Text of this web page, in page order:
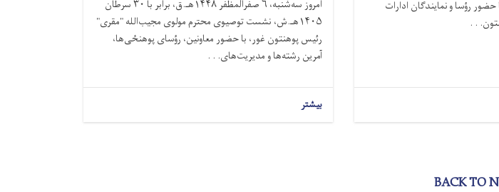
رؤسا و نمایندگان ادارات
. .
امروز سه‌شنبه، ۶ صفرالمظفر ۱۴۴۸هـ.ق، برابر با ۳۰ سرطان
۱۴۰۵هـ.ش، نشست توصیوی محترم مولوی مجیب‌الله "مقری"
رئیس پوهنتون غور، با حضور معاونین، رؤسای پوهنځی‌ها،
آمرین رشته‌ها و مدیریت‌های. . .
بیشتر
BACK TO